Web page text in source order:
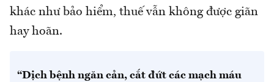
khác như bảo hiểm, thuế vẫn không được giãn
hay hoãn.
“Dịch bệnh ngăn cản, cắt đứt các mạch máu